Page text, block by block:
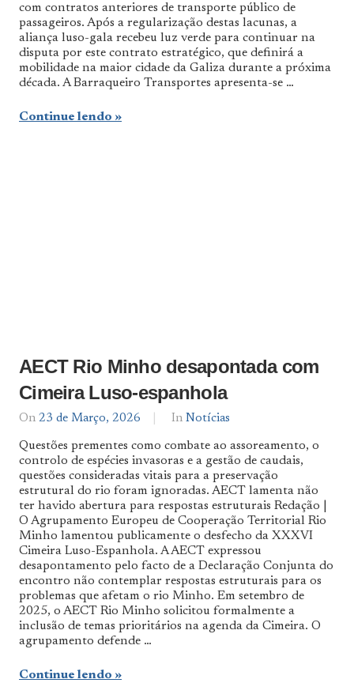
com contratos anteriores de transporte público de
passageiros. Após a regularização destas lacunas, a
aliança luso-gala recebeu luz verde para continuar na
disputa por este contrato estratégico, que definirá a
mobilidade na maior cidade da Galiza durante a próxima
década. A Barraqueiro Transportes apresenta-se …
Continue lendo
AECT Rio Minho desapontada com
Cimeira Luso-espanhola
On 23 de Março, 2026
By
De
Norte
a
Sul
In Notícias
Questões prementes como combate ao assoreamento, o
controlo de espécies invasoras e a gestão de caudais,
questões consideradas vitais para a preservação
estrutural do rio foram ignoradas. AECT lamenta não
ter havido abertura para respostas estruturais Redação |
O Agrupamento Europeu de Cooperação Territorial Rio
Minho lamentou publicamente o desfecho da XXXVI
Cimeira Luso-Espanhola. A AECT expressou
desapontamento pelo facto de a Declaração Conjunta do
encontro não contemplar respostas estruturais para os
problemas que afetam o rio Minho. Em setembro de
2025, o AECT Rio Minho solicitou formalmente a
inclusão de temas prioritários na agenda da Cimeira. O
agrupamento defende …
Continue lendo